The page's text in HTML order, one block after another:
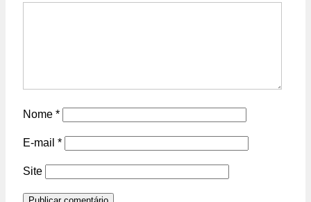
Nome *
E-mail *
Site